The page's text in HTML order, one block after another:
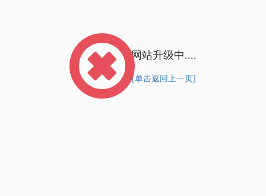
网站升级中....
[单击返回上一页]